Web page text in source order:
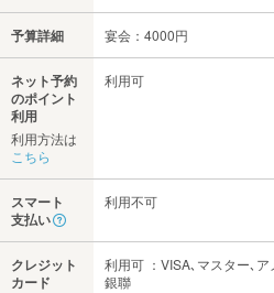
予算詳細 宴会：4000円
ネット予約
のポイント
利用
利用方法は
こちら
利用可
スマート
支払い
利用不可
クレジット
カード
利用可 ：VISA､マスター､
銀聯